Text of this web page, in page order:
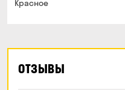
Красное
ОТЗЫВЫ